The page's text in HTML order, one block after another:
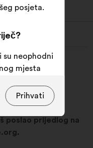
TO KNOW:
poslao prijedlog na
posjeta.
su neophodni
mjesta
kojima
prilikom
se
naših
Prihvati